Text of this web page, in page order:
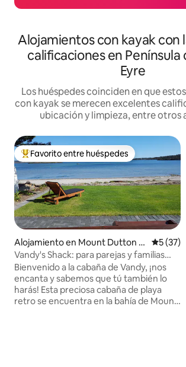
Alojamientos con kayak con
calificaciones en Península
Eyre
Los huéspedes coinciden en que
con kayak se merecen excelentes
ubicación y limpieza, entre otros
Favorito entre los huéspedes más
Favorito entre huéspedes
Alojamiento en Mount Dutton B
ay
5 (37)
Vandy's Shack: para parejas y familias
pequeñas.
Bienvenido a la cabaña de Vandy, ¡nos
encanta y sabemos que tú también lo
harás! Esta preciosa cabaña de playa
retro se encuentra en la bahía de Mount